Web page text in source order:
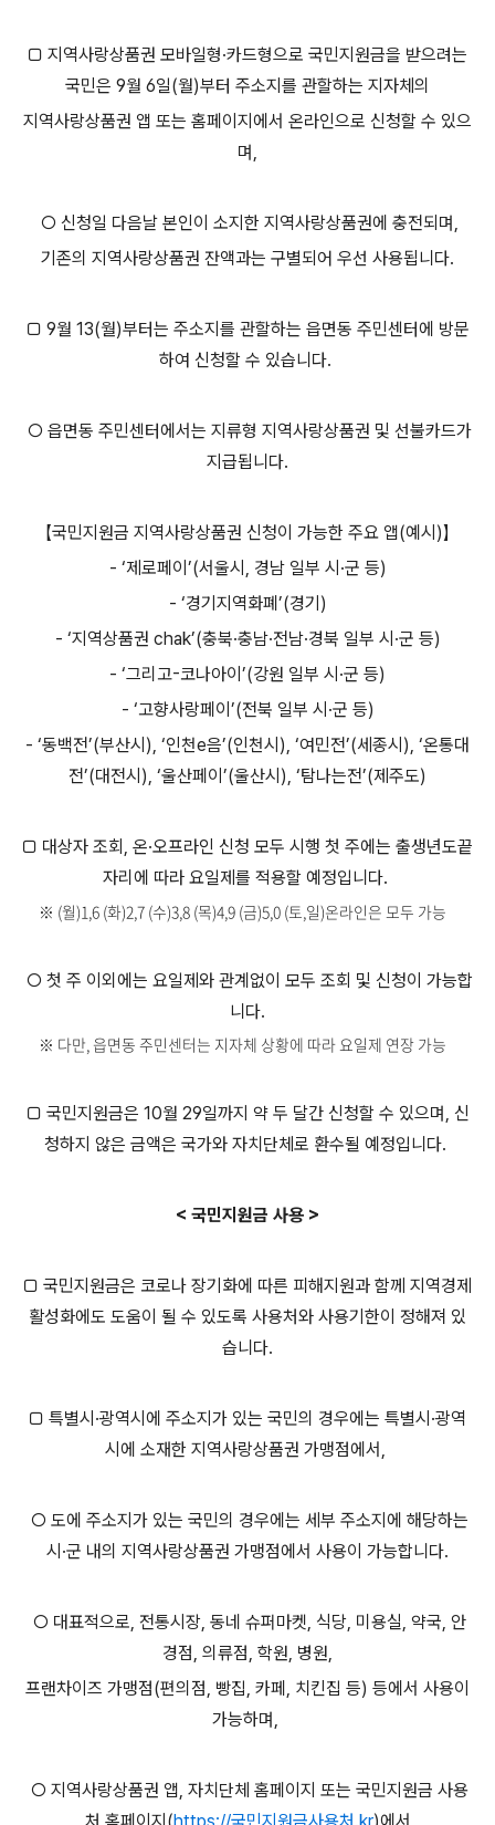
□ 지역사랑상품권 모바일형·카드형으로 국민지원금을 받으려는
국민은 9월 6일(월)부터 주소지를 관할하는 지자체의
지역사랑상품권 앱 또는 홈페이지에서 온라인으로 신청할 수 있으
며,
○ 신청일 다음날 본인이 소지한 지역사랑상품권에 충전되며,
기존의 지역사랑상품권 잔액과는 구별되어 우선 사용됩니다.
□ 9월 13(월)부터는 주소지를 관할하는 읍면동 주민센터에 방문
하여 신청할 수 있습니다.
○ 읍면동 주민센터에서는 지류형 지역사랑상품권 및 선불카드가
지급됩니다.
【국민지원금 지역사랑상품권 신청이 가능한 주요 앱(예시)】
- ‘제로페이’(서울시, 경남 일부 시·군 등)
- ‘경기지역화폐’(경기)
- ‘지역상품권 chak’(충북·충남·전남·경북 일부 시·군 등)
- ‘그리고-코나아이’(강원 일부 시·군 등)
- ‘고향사랑페이’(전북 일부 시·군 등)
- ‘동백전’(부산시), ‘인천e음’(인천시), ‘여민전’(세종시), ‘온통대
전’(대전시), ‘울산페이’(울산시), ‘탐나는전’(제주도)
□ 대상자 조회, 온·오프라인 신청 모두 시행 첫 주에는 출생년도끝
자리에 따라 요일제를 적용할 예정입니다.
※ (월)1,6 (화)2,7 (수)3,8 (목)4,9 (금)5,0 (토,일)온라인은 모두 가능
○ 첫 주 이외에는 요일제와 관계없이 모두 조회 및 신청이 가능합
니다.
※ 다만, 읍면동 주민센터는 지자체 상황에 따라 요일제 연장 가능
□ 국민지원금은 10월 29일까지 약 두 달간 신청할 수 있으며, 신
청하지 않은 금액은 국가와 자치단체로 환수될 예정입니다.
< 국민지원금 사용 >
□ 국민지원금은 코로나 장기화에 따른 피해지원과 함께 지역경제
활성화에도 도움이 될 수 있도록 사용처와 사용기한이 정해져 있
습니다.
□ 특별시·광역시에 주소지가 있는 국민의 경우에는 특별시·광역
시에 소재한 지역사랑상품권 가맹점에서,
○ 도에 주소지가 있는 국민의 경우에는 세부 주소지에 해당하는
시·군 내의 지역사랑상품권 가맹점에서 사용이 가능합니다.
○ 대표적으로, 전통시장, 동네 슈퍼마켓, 식당, 미용실, 약국, 안
경점, 의류점, 학원, 병원,
프랜차이즈 가맹점(편의점, 빵집, 카페, 치킨집 등) 등에서 사용이
가능하며,
○ 지역사랑상품권 앱, 자치단체 홈페이지 또는 국민지원금 사용